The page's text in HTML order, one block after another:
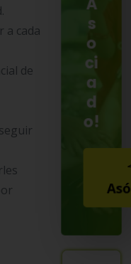
a cada
de
A
s
o
ci
a
d
o!